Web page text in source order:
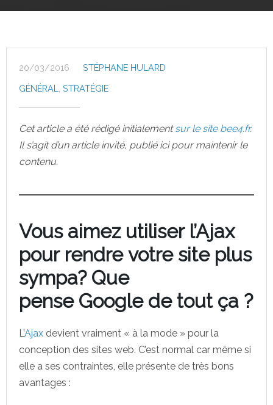
20/03/2016
STÉPHANE HULARD
GÉNÉRAL
STRATÉGIE
Cet article a été rédigé initialementsur le site bee4.fr.
Il s’agit d’un article invité, publié ici pour maintenir le
contenu.
Vous aimez utiliser l’Ajax
pour rendre votre site plus
sympa? Que
pense Google de tout ça ?
L’Ajax devient vraiment « à la mode » pour la
conception des sites web. C’est normal car même si
elle a ses contraintes, elle présente de très bons
avantages :